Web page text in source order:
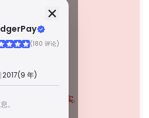
(180 评论)
2017(9 年)
。
警告
公司目前 未经证实.
请注意潜在风险！
构颁发，这些许可证通过严格的合规性、
管机构授予，这些许可证提供强大的安全
、财务报告和补偿计划。虽然没有等级 1
那么严格，但它们提供可靠的区域保护。